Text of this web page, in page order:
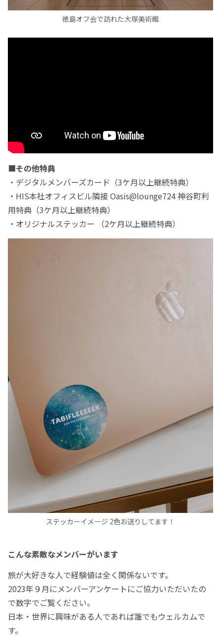
徳島オフ会で訪れた大塚美術館
■その他特典
・デジタルメンバーズカード（3ケ月以上継続特典）
・HIS本社オフィスビル隣接 Oasis@lounge724 神谷町利
用特典（3ケ月以上継続特典）
・オリジナルステッカー （2ケ月以上継続特典）
ステッカーイメージ 2色お送りしてます！
こんな素敵なメンバーがいます
旅が大好きな人で経験値は全く関係ないです。
2023年９月にメンバーアンケートにご協力いただいたの
で数字でご覧ください。
日本・世界に興味がある人であれば誰でもウェルカムで
す。